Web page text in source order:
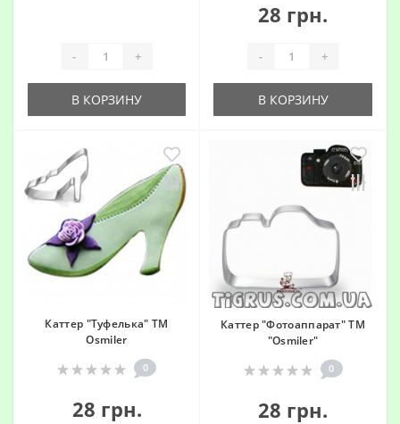
- +
В КОРЗИНУ
28 грн.
- +
В КОРЗИНУ
Каттер "Туфелька" ТМ
Osmiler
0
28 грн.
Каттер "Фотоаппарат" ТМ
"Osmiler"
0
28 грн.